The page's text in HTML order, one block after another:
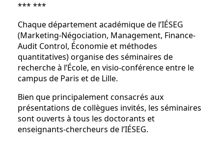
*** ***
Chaque département académique de l’IÉSEG
(Marketing-Négociation, Management, Finance-
Audit Control, Économie et méthodes
quantitatives) organise des séminaires de
recherche à l’École, en visio-conférence entre le
campus de Paris et de Lille.
Bien que principalement consacrés aux
présentations de collègues invités, les séminaires
sont ouverts à tous les doctorants et
enseignants-chercheurs de l’IÉSEG.